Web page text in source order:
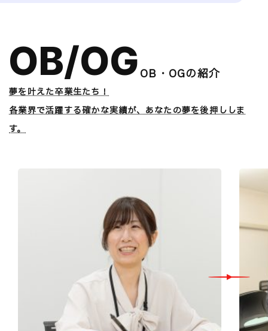
OB/OGOB・OGの紹介
夢を叶えた卒業生たち！
各業界で活躍する確かな実績が、あなたの夢を後押ししま
す。